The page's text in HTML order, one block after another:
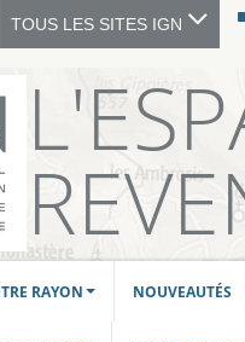
TOUS LES SITES IGN
RAYON NOUVEAUTÉS